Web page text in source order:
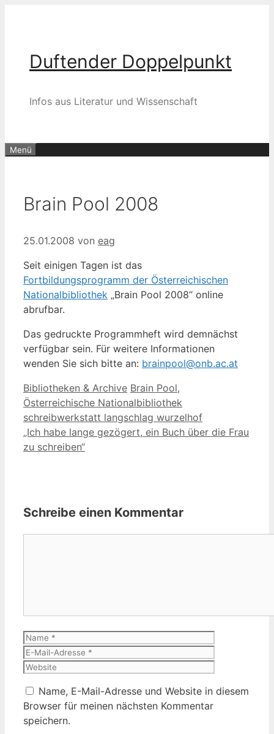
Duftender Doppelpunkt
Infos aus Literatur und Wissenschaft
Menü
Brain Pool 2008
25.01.2008 von eag
Seit einigen Tagen ist das
Fortbildungsprogramm der Österreichischen
Nationalbibliothek „Brain Pool 2008“ online
abrufbar.
Das gedruckte Programmheft wird demnächst
verfügbar sein. Für weitere Informationen
wenden Sie sich bitte an: brainpool@onb.ac.at
Kategorien
Bibliotheken & Archive Schlagwörter
Brain Pool,
Österreichische Nationalbibliothek
schreibwerkstatt langschlag wurzelhof
„Ich habe lange gezögert, ein Buch über die Frau
zu schreiben“
Schreibe einen Kommentar
Name
Name, E-Mail-Adresse und Website in diesem
Browser für meinen nächsten Kommentar
speichern.